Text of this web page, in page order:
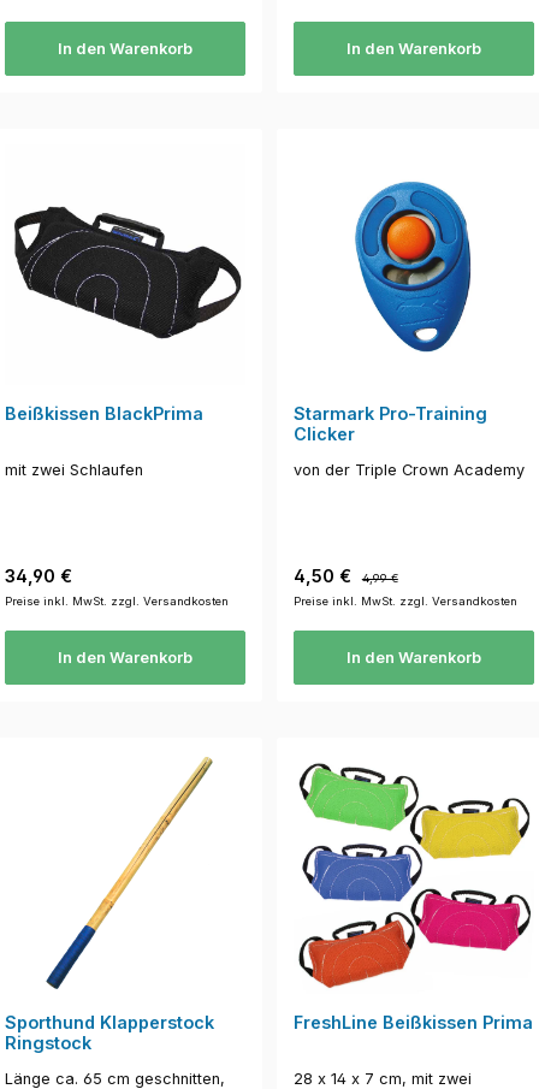
In den Warenkorb In den Warenkorb
Beißkissen BlackPrima
mit zwei Schlaufen
Regulärer Preis:
34,90 €
Preise inkl. MwSt. zzgl. Versandkosten
In den Warenkorb
Starmark Pro-Training
Clicker
von der Triple Crown Academy
Verkaufspreis:
4,50 €
4,99 €
Preise inkl. MwSt. zzgl. Versandkosten
In den Warenkorb
Sporthund Klapperstock
Ringstock
Länge ca. 65 cm geschnitten,
FreshLine Beißkissen Prima
28 x 14 x 7 cm, mit zwei